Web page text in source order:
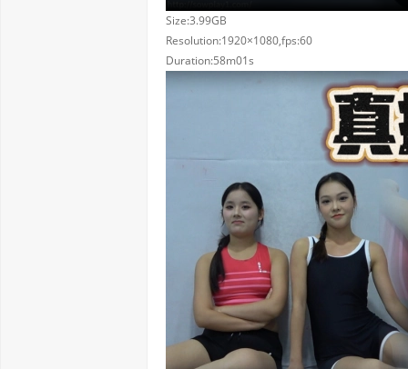
Size:3.99GB
Resolution:1920×1080,fps:60
Duration:58m01s